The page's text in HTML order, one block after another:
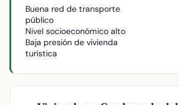
Buena red de transporte
público
Nivel socioeconómico alto
Baja presión de vivienda
turística